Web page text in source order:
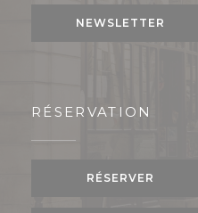
NEWSLETTER
RÉSERVATION
RÉSERVER